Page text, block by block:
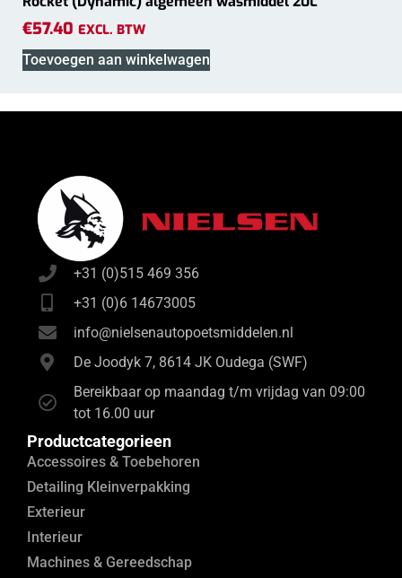
€57.40 EXCL. BTW
Toevoegen aan winkelwagen
+31 (0)515 469 356
+31 (0)6 14673005
info@nielsenautopoetsmiddelen.nl
De Joodyk 7, 8614 JK Oudega (SWF)
Bereikbaar op maandag t/m vrijdag van 09:00
tot 16.00 uur
Productcategorieen
Accessoires & Toebehoren
Detailing Kleinverpakking
Exterieur
Interieur
Machines & Gereedschap